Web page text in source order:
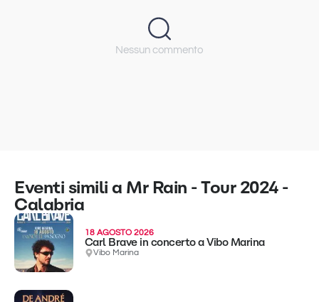
Nessun commento
Eventi simili a Mr Rain - Tour 2024 -
Calabria
18 AGOSTO 2026
Carl Brave in concerto a Vibo Marina
Vibo Marina